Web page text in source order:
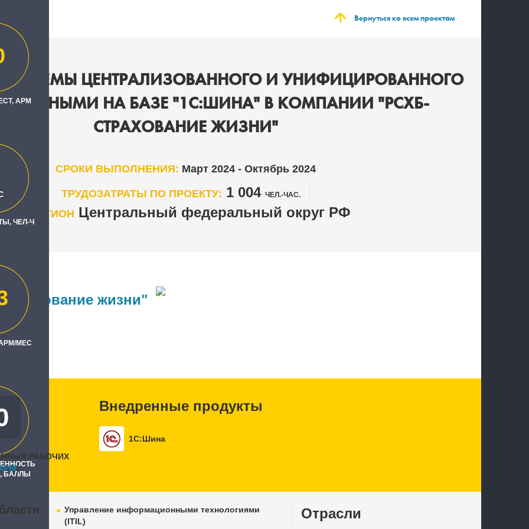
Вернуться ко всем проектам
СИСТЕМЫ ЦЕНТРАЛИЗОВАННОГО И УНИФИЦИРОВАННОГО
ДАННЫМИ НА БАЗЕ "1С:ШИНА" В КОМПАНИИ "РСХБ-
СТРАХОВАНИЕ ЖИЗНИ"
СРОКИ ВЫПОЛНЕНИЯ: Март 2024 - Октябрь 2024
ТРУДОЗАТРАТЫ ПО ПРОЕКТУ: 1 004 ЧЕЛ.-ЧАС.
РЕГИОН Центральный федеральный округ РФ
АРМ
ЧЕЛ-Ч
МЕС
БАЛЛЫ
жизни"
РАБОЧИХ
)
Внедренные продукты
1С:Шина
Управление информационными технологиями
(ITIL)
Отрасли